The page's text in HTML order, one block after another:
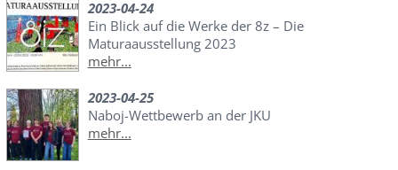
2023-04-24
Ein Blick auf die Werke der 8z – Die
Maturaausstellung 2023
mehr...
2023-04-25
Naboj-Wettbewerb an der JKU
mehr...